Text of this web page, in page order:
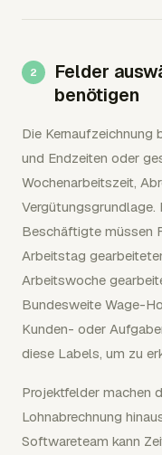
Felder
benötigen
Die Kernaufzeichnung
und Endzeiten oder
Wochenarbeitszeit,
Beschäftigte müssen
Arbeitstag
Arbeitswoche
Bundesweite Wage-
Kunden- oder
diese Labels, um zu
Projektfelder machen
Lohnabrechnung
Softwareteam kann